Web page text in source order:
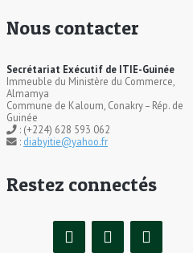
Nous contacter
Secrétariat Exécutif de ITIE-Guinée
Immeuble du Ministère du Commerce,
Almamya
Commune de Kaloum, Conakry – Rép. de
Guinée
: (+224) 628 593 062
: diabyitie@yahoo.fr
Restez connectés